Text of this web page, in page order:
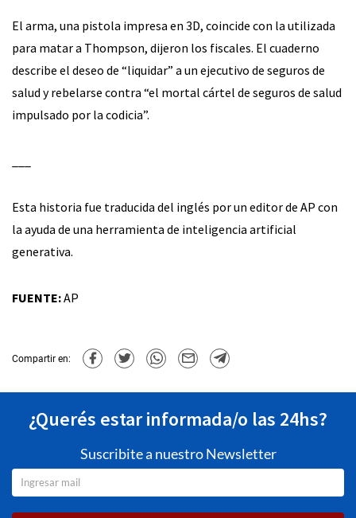
El arma, una pistola impresa en 3D, coincide con la utilizada
para matar a Thompson, dijeron los fiscales. El cuaderno
describe el deseo de “liquidar” a un ejecutivo de seguros de
salud y rebelarse contra “el mortal cártel de seguros de salud
impulsado por la codicia”.
Esta historia fue traducida del inglés por un editor de AP con
la ayuda de una herramienta de inteligencia artificial
generativa.
FUENTE:AP
Compartir en:
¿Querés estar informada/o las 24hs?
Suscribite a nuestro Newsletter